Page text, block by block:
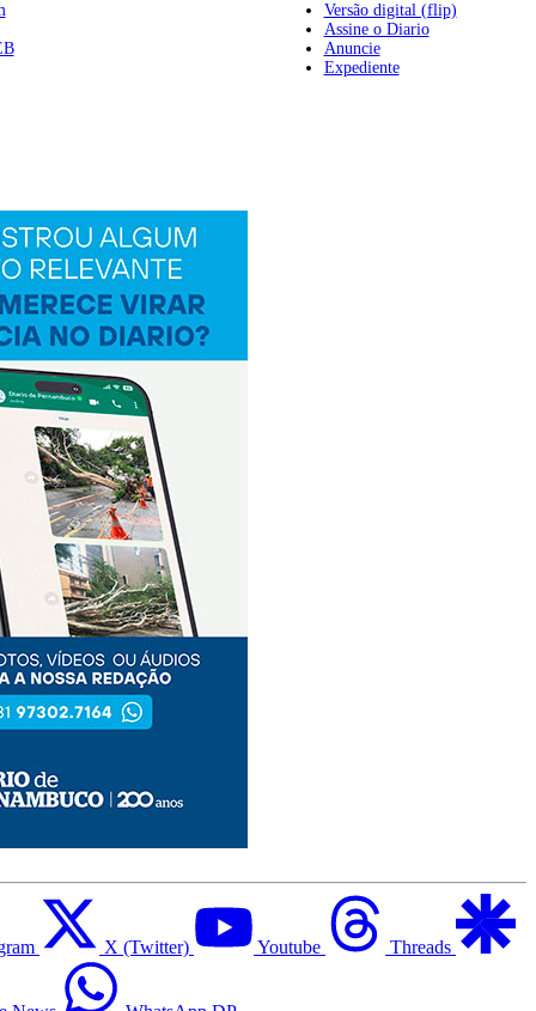
Versão digital (flip)
Assine o Diario
Anuncie
Expediente
X (Twitter) Youtube Threads